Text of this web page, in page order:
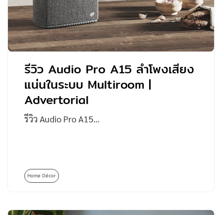
รีวิว Audio Pro A15 ลำโพงเสียง
แน่นในระบบ Multiroom |
Advertorial
รีวิว Audio Pro A15…
Home Décor